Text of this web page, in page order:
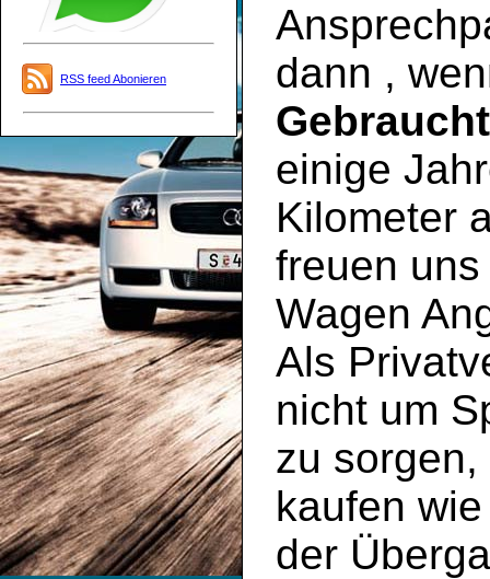
RSS feed Abonieren
dann ,
einige
Kilometer
freuen
Wagen
Als
nicht um
zu
kaufen
der